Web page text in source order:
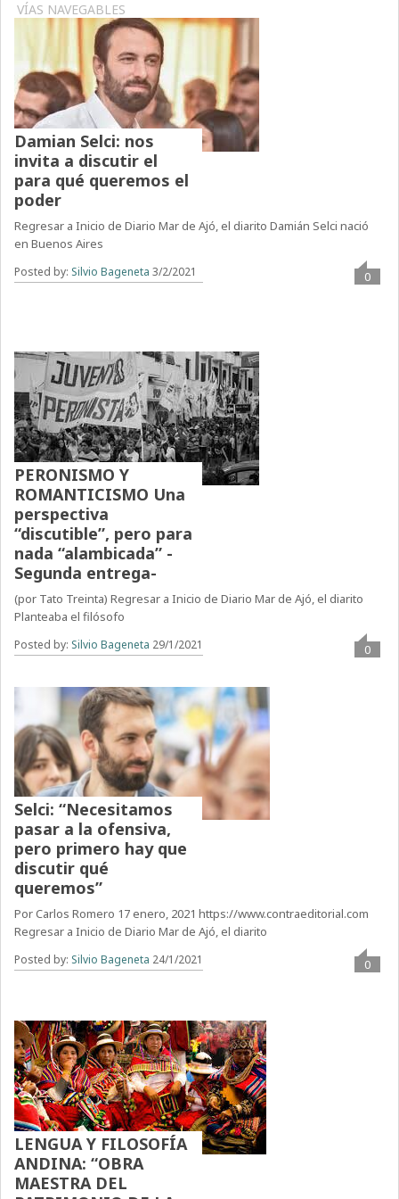
VÍAS NAVEGABLES
Damian Selci: nos
invita a discutir el
para qué queremos el
poder
Regresar a Inicio de Diario Mar de Ajó, el diarito Damián Selci nació
en Buenos Aires
Posted by: Silvio Bageneta 3/2/2021 0
PERONISMO Y
ROMANTICISMO Una
perspectiva
“discutible”, pero para
nada “alambicada” -
Segunda entrega-
(por Tato Treinta) Regresar a Inicio de Diario Mar de Ajó, el diarito
Planteaba el filósofo
Posted by: Silvio Bageneta 29/1/2021 0
Selci: “Necesitamos
pasar a la ofensiva,
pero primero hay que
discutir qué
queremos”
Por Carlos Romero 17 enero, 2021 https://www.contraeditorial.com
Regresar a Inicio de Diario Mar de Ajó, el diarito
Posted by: Silvio Bageneta 24/1/2021 0
LENGUA Y FILOSOFÍA
ANDINA: “OBRA
MAESTRA DEL